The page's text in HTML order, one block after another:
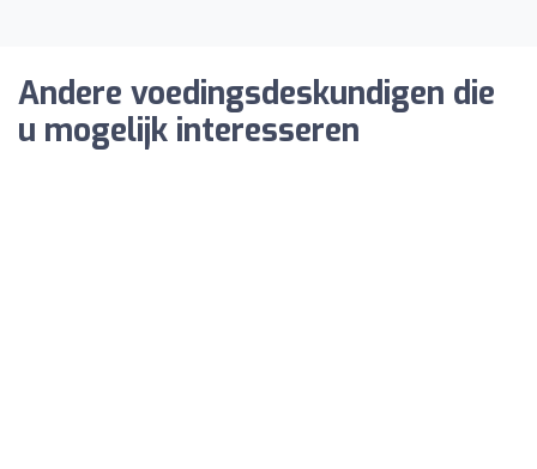
Andere voedingsdeskundigen die
u mogelijk interesseren